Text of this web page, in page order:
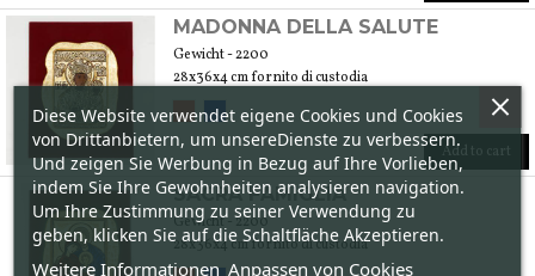
MADONNA DELLA SALUTE
Gewicht - 2200
28x36x4 cm fornito di custodia
Add to cart
SACRA FAMIGLIA
Gewicht - 2200
28x36x4 cm fornito di custodia
Diese Website verwendet eigene Cookies und Cookies
von Drittanbietern, um unsereDienste zu verbessern.
Und zeigen Sie Werbung in Bezug auf Ihre Vorlieben,
indem Sie Ihre Gewohnheiten analysieren navigation.
Um Ihre Zustimmung zu seiner Verwendung zu
geben, klicken Sie auf die Schaltfläche Akzeptieren.
Weitere Informationen Anpassen von Cookies